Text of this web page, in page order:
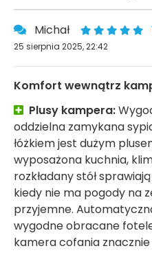
Michał
25 sierpnia 2025, 22:42
Komfort wewnątrz
Plusy kampera:
oddzielna zamykana
łóżkiem jest dużym
wyposażona kuchnia,
rozkładany stół
kiedy nie ma pogody na
przyjemne.
wygodne obracane
kamera cofania